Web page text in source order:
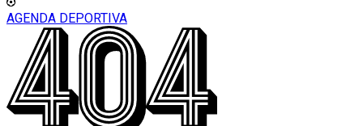
AGENDA DEPORTIVA